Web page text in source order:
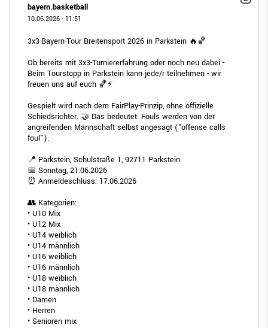
bayern.basketball
10.06.2026 · 11:51
3x3-Bayern-Tour Breitensport 2026 in Parkstein 🔥🏀
Ob bereits mit 3x3-Turniererfahrung oder noch neu dabei -
Beim Tourstopp in Parkstein kann jede/r teilnehmen - wir
freuen uns auf euch 🏀⚡
Gespielt wird nach dem FairPlay-Prinzip, ohne offizielle
Schiedsrichter. 🤝 Das bedeutet: Fouls werden von der
angreifenden Mannschaft selbst angesagt ("offense calls
foul").
📍 Parkstein, Schulstraße 1, 92711 Parkstein
📅 Sonntag, 21.06.2026
⏰ Anmeldeschluss: 17.06.2026
👥 Kategorien:
• U10 Mix
• U12 Mix
• U14 weiblich
• U14 männlich
• U16 weiblich
• U16 männlich
• U18 weiblich
• U18 männlich
• Damen
• Herren
• Senioren mix